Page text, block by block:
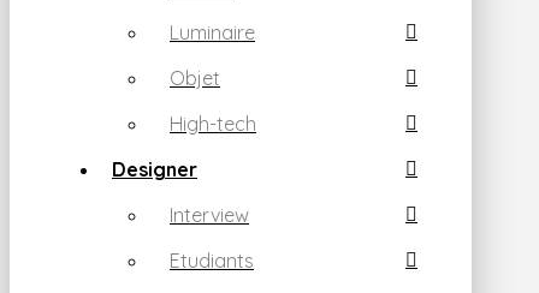
Luminaire
Objet
High-tech
Designer
Interview
Etudiants